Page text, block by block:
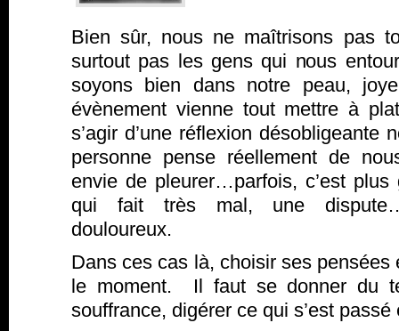
Bien sûr, nous ne maîtrisons pas
surtout pas les gens qui nous
soyons bien dans notre peau,
évènement vienne tout mettre à
s’agir d’une réflexion désobligeante
personne pense réellement de
envie de pleurer…parfois, c’est
qui fait très mal, une
douloureux.
Dans ces cas là, choisir ses pensées
le moment. Il faut se donner du
souffrance, digérer ce qui s’est passé